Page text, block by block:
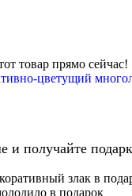
товар прямо сейчас!
цветущий
и получайте
злак в
в подарок